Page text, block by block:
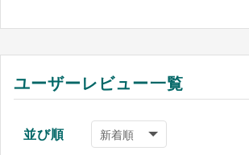
ユーザーレビュー一覧
並び順